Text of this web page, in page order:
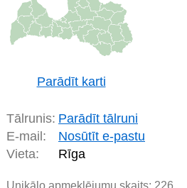
Parādīt karti
Tālrunis: Parādīt tālruni
E-mail:
Nosūtīt e-pastu
Vieta:
Rīga
Unikālo apmeklējumu skaits: 226